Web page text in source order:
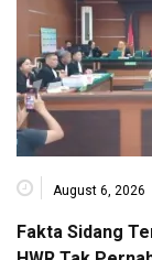
August 6, 2026
Fakta Sidang